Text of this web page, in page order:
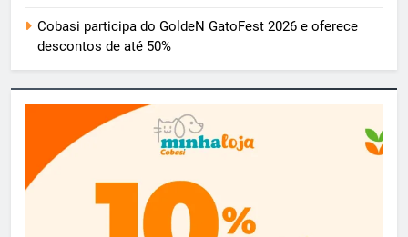
Cobasi participa do GoldeN GatoFest 2026 e oferece
descontos de até 50%